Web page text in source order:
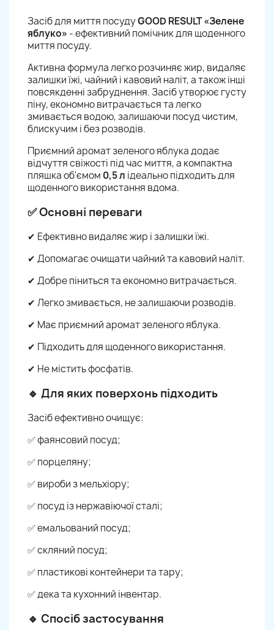
Засіб для миття посудуGOOD RESULT «Зелене
яблуко» - ефективний помічник для щоденного
миття посуду.
Активна формула легко розчиняє жир, видаляє
залишки їжі, чайний і кавовий наліт, а також інші
повсякденні забруднення. Засіб утворює густу
піну, економно витрачається та легко
змивається водою, залишаючи посуд чистим,
блискучим і без розводів.
Приємний аромат зеленого яблука додає
відчуття свіжості під час миття, а компактна
пляшка об'ємом 0,5 л ідеально підходить для
щоденного використання вдома.
✅ Основні переваги
✔ Ефективно видаляє жир і залишки їжі.
✔ Допомагає очищати чайний та кавовий наліт.
✔ Добре піниться та економно витрачається.
✔ Легко змивається, не залишаючи розводів.
✔ Має приємний аромат зеленого яблука.
✔ Підходить для щоденного використання.
✔ Не містить фосфатів.
🔹 Для яких поверхонь підходить
Засіб ефективно очищує:
✅ фаянсовий посуд;
✅ порцеляну;
✅ вироби з мельхіору;
✅ посуд із нержавіючої сталі;
✅ емальований посуд;
✅ скляний посуд;
✅ пластикові контейнери та тару;
✅ дека та кухонний інвентар.
🔹 Спосіб застосування